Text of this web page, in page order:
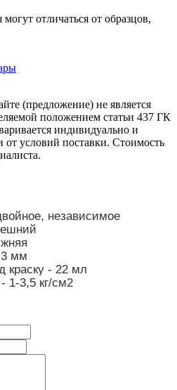
отличаться от образцов,
(предложение) не является
положением статьи 437 ГК
индивидуально и
от условий поставки. Стоимость
независимое
мм
краску - 22 мл
1-3,5 кг/см2